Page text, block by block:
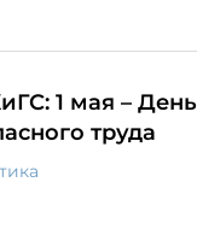
1 мая – День
труда